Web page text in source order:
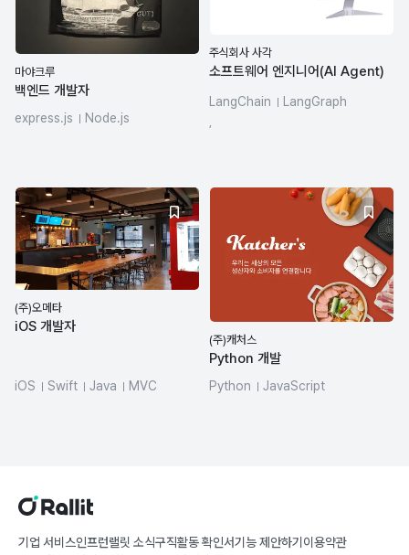
마야크루
백엔드 개발자
express.js
Node.js
주식회사 사각
소프트웨어 엔지니어(AI Agent)
LangChain
LangGraph
(주)오메타
iOS 개발자
iOS Swift Java MVC
(주)캐처스
Python 개발
Python
JavaScript
기업 서비스인프런랠릿 소식구직활동 확인서기능 제안하기 이용약관